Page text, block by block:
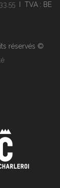
I TVA : BE
réservés ©